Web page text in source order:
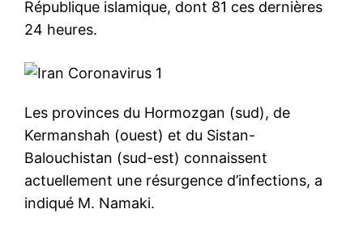
République islamique, dont 81 ces dernières
24 heures.
Les provinces du Hormozgan (sud), de
Kermanshah (ouest) et du Sistan-
Balouchistan (sud-est) connaissent
actuellement une résurgence d’infections, a
indiqué M. Namaki.